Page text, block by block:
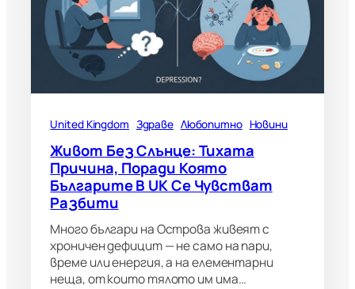
United Kingdom Здраве Любопитно Новини
Живот Без Слънце: Тихата
Причина, Поради Която
Българите В UK Се Чувстват
Разбити
Много българи на Острова живеят с
хроничен дефицит — не само на пари,
време или енергия, а на елементарни
неща, от които тялото им има…